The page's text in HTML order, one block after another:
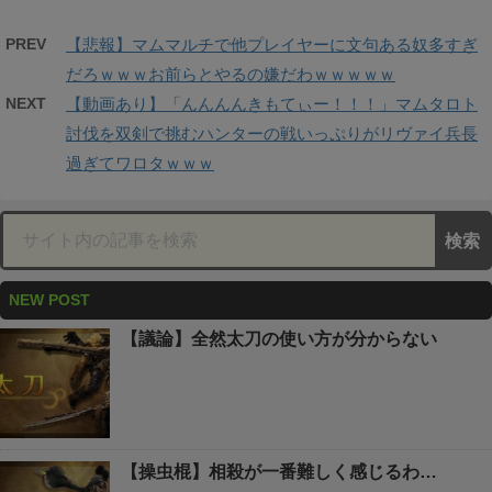
PREV
【悲報】マムマルチで他プレイヤーに文句ある奴多すぎ
だろｗｗｗお前らとやるの嫌だわｗｗｗｗｗ
NEXT
【動画あり】「んんんんきもてぃー！！！」マムタロト
討伐を双剣で挑むハンターの戦いっぷりがリヴァイ兵長
過ぎてワロタｗｗｗ
NEW POST
【議論】全然太刀の使い方が分からない
【操虫棍】相殺が一番難しく感じるわ…